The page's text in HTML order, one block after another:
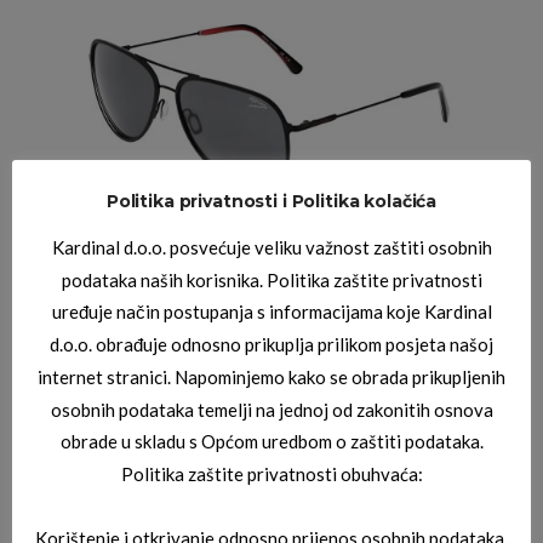
JAGUAR 03_7816_6100
Politika privatnosti i Politika kolačića
Kardinal d.o.o. posvećuje veliku važnost zaštiti osobnih
podataka naših korisnika. Politika zaštite privatnosti
uređuje način postupanja s informacijama koje Kardinal
d.o.o. obrađuje odnosno prikuplja prilikom posjeta našoj
internet stranici. Napominjemo kako se obrada prikupljenih
osobnih podataka temelji na jednoj od zakonitih osnova
obrade u skladu s Općom uredbom o zaštiti podataka.
Politika zaštite privatnosti obuhvaća:
Korištenje i otkrivanje odnosno prijenos osobnih podataka,